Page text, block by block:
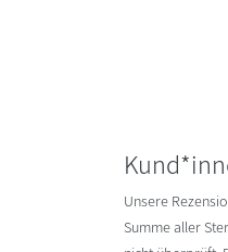
Unsere
Summe aller